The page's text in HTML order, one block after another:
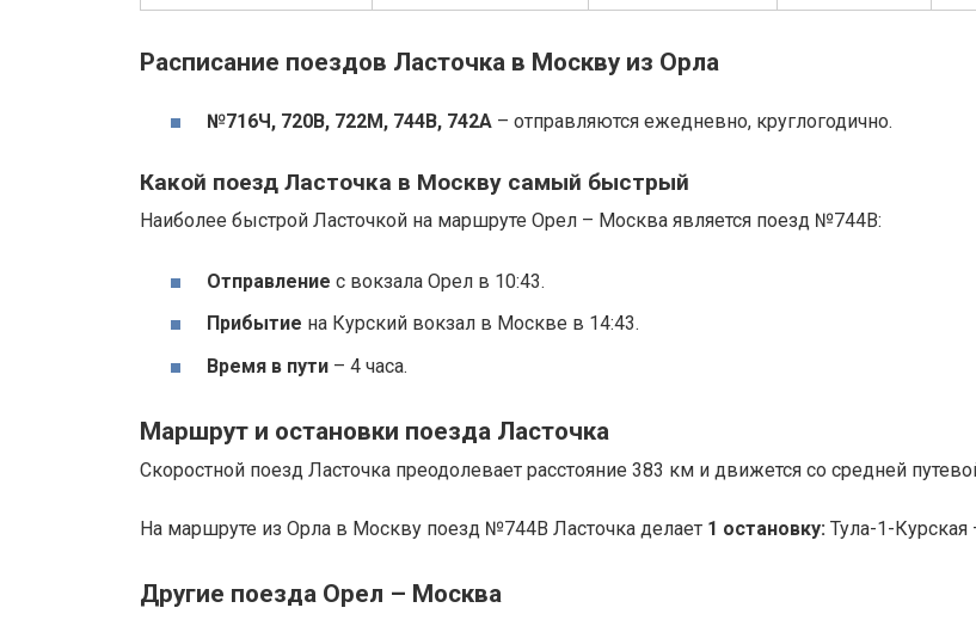
Расписание поездов Ласточка в Москву из Орла
№716Ч, 720В, 722М, 744В, 742А – отправляются ежедневно, круглогодично.
Какой поезд Ласточка в Москву самый быстрый
Наиболее быстрой Ласточкой на маршруте Орел – Москва является поезд №744В:
Отправление с вокзала Орел в 10:43.
Прибытие на Курский вокзал в Москве в 14:43.
Время в пути – 4 часа.
Маршрут и остановки поезда Ласточка
Скоростной поезд Ласточка преодолевает расстояние 383 км и движется со средней
На маршруте из Орла в Москву поезд №744В Ласточка делает 1 остановку: Тула-1-Курская
Другие поезда Орел – Москва